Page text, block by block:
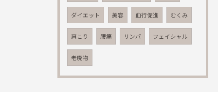
ダイエット 美容 血行促進 むくみ
肩こり 腰痛 リンパ フェイシャル
老廃物